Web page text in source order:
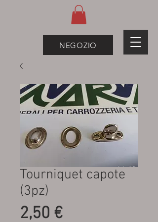
NEGOZIO
Tourniquet capote
(3pz)
2,50 €Prezzo